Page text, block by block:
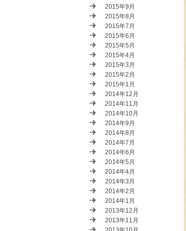
2015年9月
2015年8月
2015年7月
2015年6月
2015年5月
2015年4月
2015年3月
2015年2月
2015年1月
2014年12月
2014年11月
2014年10月
2014年9月
2014年8月
2014年7月
2014年6月
2014年5月
2014年4月
2014年3月
2014年2月
2014年1月
2013年12月
2013年11月